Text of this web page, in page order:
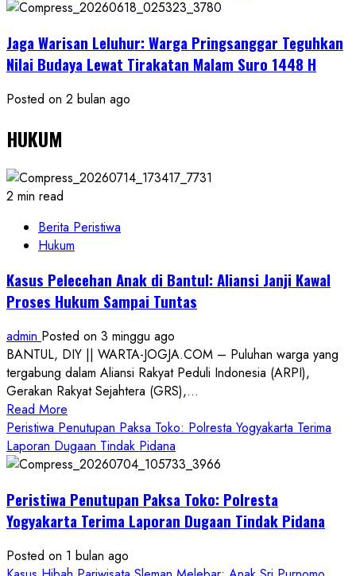
Jaga Warisan Leluhur: Warga Pringsanggar Teguhkan
Nilai Budaya Lewat Tirakatan Malam Suro 1448 H
Posted on 2 bulan ago
HUKUM
2 min read
Berita Peristiwa
Hukum
Kasus Pelecehan Anak di Bantul: Aliansi Janji Kawal
Proses Hukum Sampai Tuntas
admin Posted on 3 minggu ago
BANTUL, DIY || WARTA-JOGJA.COM – Puluhan warga yang
tergabung dalam Aliansi Rakyat Peduli Indonesia (ARPI),
Gerakan Rakyat Sejahtera (GRS),...
Read More
more
about
Kasus
Anak
di
Aliansi
Peristiwa Penutupan Paksa Toko: Polresta Yogyakarta Terima
Laporan Dugaan Tindak Pidana
Peristiwa Penutupan Paksa Toko: Polresta
Yogyakarta Terima Laporan Dugaan Tindak Pidana
Posted on 1 bulan ago